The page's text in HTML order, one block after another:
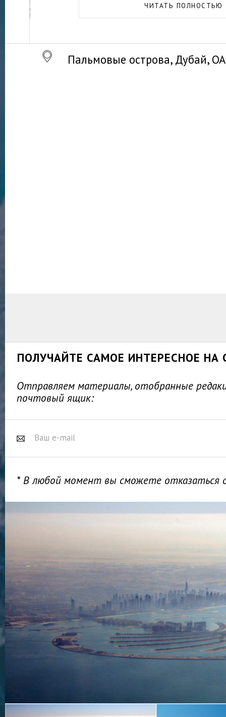
ЧИТАТЬ ПОЛНОСТЬЮ
Пальмовые острова, Дубай,
ПОЛУЧАЙТЕ САМОЕ ИНТЕРЕСНОЕ НА
Отправляем материалы, отобранные
почтовый ящик:
* В любой момент вы сможете отказаться